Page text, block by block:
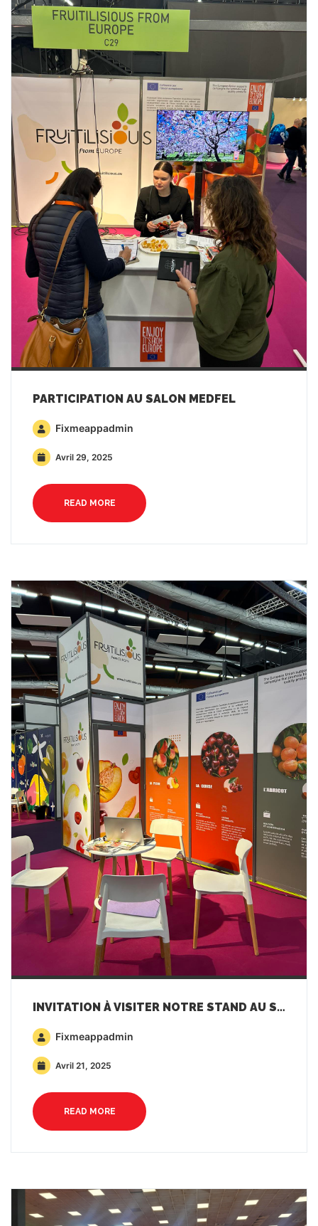
PARTICIPATION AU SALON MEDFEL
Fixmeappadmin
Avril 29, 2025
READ MORE
INVITATION À VISITER NOTRE STAND AU SALON MEDFEL
Fixmeappadmin
Avril 21, 2025
READ MORE